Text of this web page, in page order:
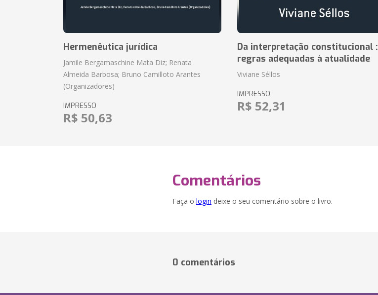
Hermenêutica jurídica
Jamile Bergamaschine Mata Diz; Renata
Almeida Barbosa; Bruno Camilloto Arantes
(Organizadores)
IMPRESSO
R$ 50,63
Da interpretação constitucional :
regras adequadas à atualidade
Viviane Séllos
IMPRESSO
R$ 52,31
Comentários
Faça o login deixe o seu comentário sobre o livro.
0 comentários